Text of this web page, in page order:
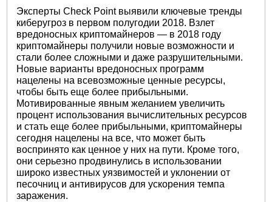
Эксперты Check Point выявили ключевые тренды
киберугроз в первом полугодии 2018. Взлет
вредоносных криптомайнеров — в 2018 году
криптомайнеры получили новые возможности и
стали более сложными и даже разрушительными.
Новые варианты вредоносных программ
нацелены на всевозможные ценные ресурсы,
чтобы быть еще более прибыльными.
Мотивированные явным желанием увеличить
процент использования вычислительных ресурсов
и стать еще более прибыльными, криптомайнеры
сегодня нацелены на все, что может быть
воспринято как ценное у них на пути. Кроме того,
они серьезно продвинулись в использовании
широко известных уязвимостей и уклонении от
песочниц и антивирусов для ускорения темпа
заражения.